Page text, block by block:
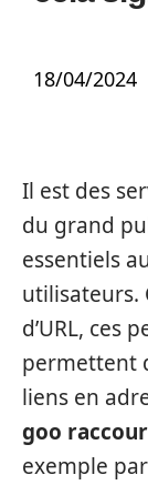
18/04/2024
Il est des
du grand
essentiels
utilisateurs.
d’URL, ces
permettent
liens en
goo
exemple